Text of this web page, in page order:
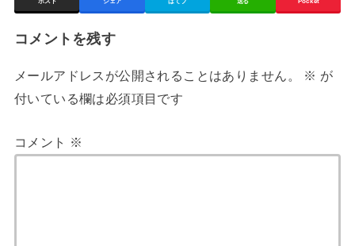
コメントを残す
メールアドレスが公開されることはありません。 ※ が
付いている欄は必須項目です
コメント ※